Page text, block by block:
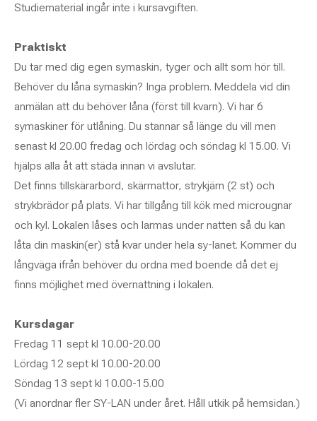
Studiematerial ingår inte i kursavgiften.
Praktiskt
Du tar med dig egen symaskin, tyger och allt som hör till.
Behöver du låna symaskin? Inga problem. Meddela vid din
anmälan att du behöver låna (först till kvarn). Vi har 6
symaskiner för utlåning. Du stannar så länge du vill men
senast kl 20.00 fredag och lördag och söndag kl 15.00. Vi
hjälps alla åt att städa innan vi avslutar.
Det finns tillskärarbord, skärmattor, strykjärn (2 st) och
strykbrädor på plats. Vi har tillgång till kök med microugnar
och kyl. Lokalen låses och larmas under natten så du kan
låta din maskin(er) stå kvar under hela sy-lanet. Kommer du
långväga ifrån behöver du ordna med boende då det ej
finns möjlighet med övernattning i lokalen.
Kursdagar
Fredag 11 sept kl 10.00-20.00
Lördag 12 sept kl 10.00-20.00
Söndag 13 sept kl 10.00-15.00
(Vi anordnar fler SY-LAN under året. Håll utkik på hemsidan.)